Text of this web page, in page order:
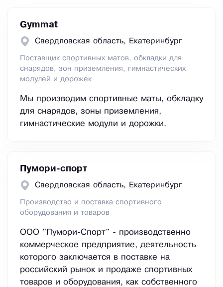
Gymmat
Свердловская область, Екатеринбург
Поставщик спортивных матов, обкладки для
снарядов, зон приземления, гимнастических
модулей и дорожек
Мы производим спортивные маты, обкладку
для снарядов, зоны приземления,
гимнастические модули и дорожки.
Пумори-спорт
Свердловская область, Екатеринбург
Производство и поставка спортивного
оборудования и товаров
ООО "Пумори-Cпорт" - производственно
коммерческое предприятие, деятельность
которого заключается в поставке на
российский рынок и продаже спортивных
товаров и оборудования, как собственного